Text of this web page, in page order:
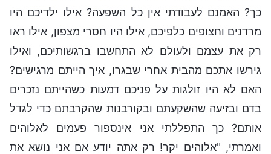
כך? האמנם לעבודתי אין כל השפעה? אילו ילדיכם היו
מרדנים וחצופים כלפיכם, אילו היו חסרי מצפון, אילו ראו
רק את עצמם ולעולם לא התחשבו ברגשותיכם, ואילו
גירשו אתכם מהבית אחרי שבגרו, איך הייתם מרגישים?
האם לא היו זולגות על פניכם דמעות כשהייתם נזכרים
בדם ובזיעה שהשקעתם ובקורבנות שהקרבתם כדי לגדל
אותם? כך התפללתי אני אינספור פעמים לאלוהים
ואמרתי, "אלוהים יקר! רק אתה יודע אם אני נושא את